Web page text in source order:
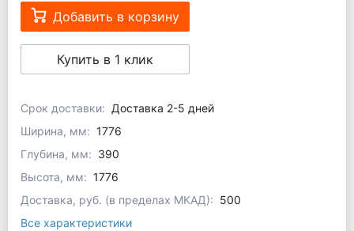
Добавить в корзину
Купить в 1 клик
Срок доставки: Доставка 2-5 дней
Ширина, мм: 1776
Глубина, мм: 390
Высота, мм: 1776
Доставка, руб. (в пределах МКАД): 500
Все характеристики